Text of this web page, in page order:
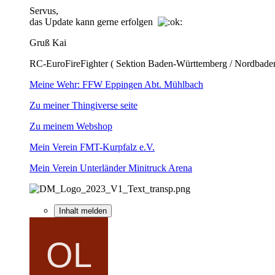
Servus,
das Update kann gerne erfolgen
Gruß Kai
RC-EuroFireFighter ( Sektion Baden-Württemberg /
Meine Wehr: FFW Eppingen Abt. Mühlbach
Zu meiner Thingiverse seite
Zu meinem Webshop
Mein Verein FMT-Kurpfalz e.V.
Mein Verein Unterländer Minitruck Arena
Inhalt melden